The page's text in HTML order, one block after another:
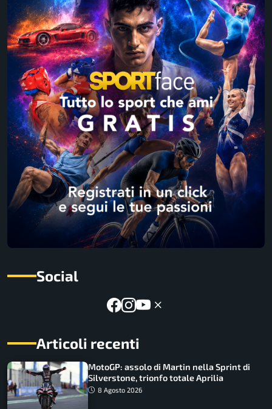
Social
Articoli recenti
MotoGP: assolo di Martin nella Sprint di
Silverstone, trionfo totale Aprilia
8 Agosto 2026